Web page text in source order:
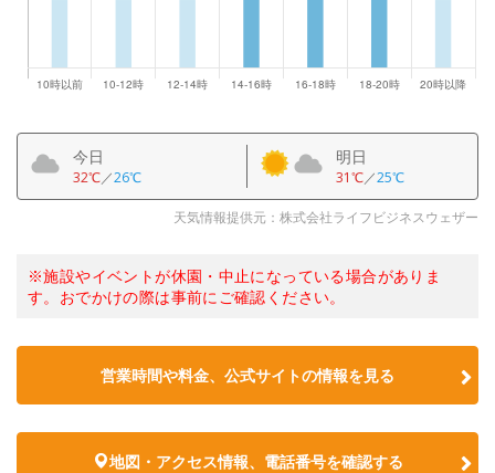
今日
32℃／26℃
明日
31℃／25℃
天気情報提供元：株式会社ライフビジネスウェザー
※施設やイベントが休園・中止になっている場合がありま
す。おでかけの際は事前にご確認ください。
営業時間や料金、公式サイトの情報を見る
地図・アクセス情報、電話番号を確認する